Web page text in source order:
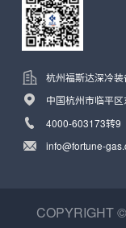
杭州福斯达深冷
中国杭州市临平
4000-603173转9
info@fortune-
COPYRIGHT